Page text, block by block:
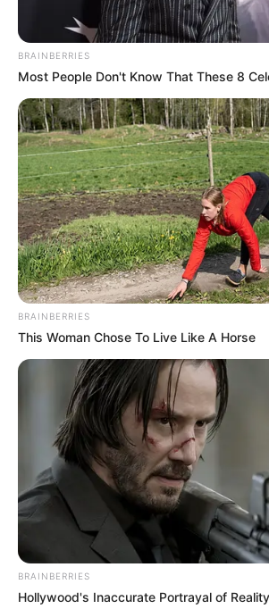
BRAINBERRIES
Most People Don't Know That These 8
BRAINBERRIES
This Woman Chose To Live Like A Horse
BRAINBERRIES
Hollywood's Inaccurate Portrayal of